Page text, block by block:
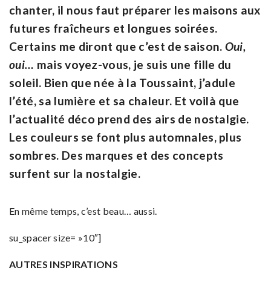
chanter, il nous faut préparer les maisons aux
futures fraîcheurs et longues soirées.
Certains me diront que c’est de saison. Oui,
oui… mais voyez-vous, je suis une fille du
soleil. Bien que née à la Toussaint, j’adule
l’été, sa lumière et sa chaleur. Et voilà que
l’actualité déco prend des airs de nostalgie.
Les couleurs se font plus automnales, plus
sombres. Des marques et des concepts
surfent sur la nostalgie.
En même temps, c’est beau… aussi.
su_spacer size= »10″]
AUTRES INSPIRATIONS